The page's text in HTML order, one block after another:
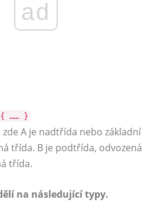
ad
{ …… }
zde A je nadtřída nebo základní
třída. B je podtřída, odvozená
třída.
na následující typy.